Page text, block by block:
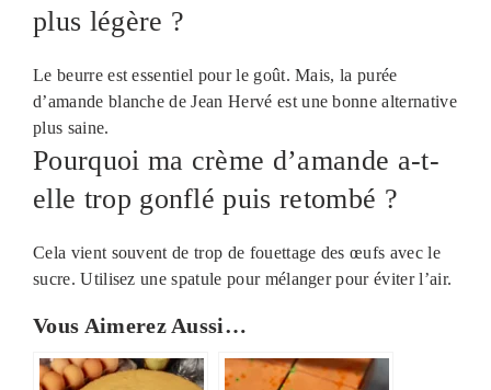
plus légère ?
Le beurre est essentiel pour le goût. Mais, la purée
d’amande blanche de Jean Hervé est une bonne alternative
plus saine.
Pourquoi ma crème d’amande a-t-
elle trop gonflé puis retombé ?
Cela vient souvent de trop de fouettage des œufs avec le
sucre. Utilisez une spatule pour mélanger pour éviter l’air.
Vous Aimerez Aussi…